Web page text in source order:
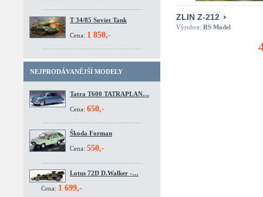
T 34/85 Soviet Tank
Cena: 1 850,-
NEJPRODÁVANĚJŠÍ MODELY
Tatra T600 TATRAPLAN…
Cena: 650,-
Škoda Forman
Cena: 550,-
Lotus 72D D.Walker -…
Cena: 1 699,-
ZLIN Z-212
Výrobce: RS Model